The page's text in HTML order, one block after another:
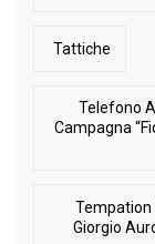
Tattiche
Telefono
Campagna
Tempation
Giorgio